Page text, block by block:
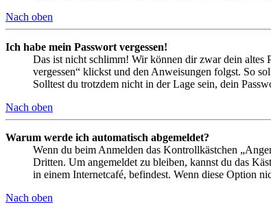
Nach oben
Ich habe mein Passwort vergessen!
Das ist nicht schlimm! Wir können dir zwar dein altes
vergessen“ klickst und den Anweisungen folgst. So
Solltest du trotzdem nicht in der Lage sein, dein
Nach oben
Warum werde ich automatisch abgemeldet?
Wenn du beim Anmelden das Kontrollkästchen
Dritten. Um angemeldet zu bleiben, kannst du das
in einem Internetcafé, befindest. Wenn diese Option
Nach oben